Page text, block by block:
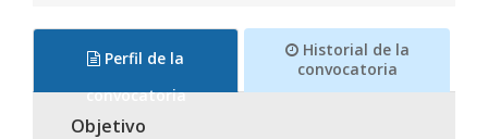
Perfil de la
convocatoria
Historial de la
convocatoria
Objetivo